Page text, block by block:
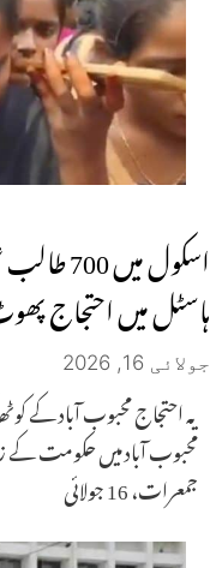
اسکول
ہاسٹل میں احتجاج
جولائی 16, 2026
یہ احتجاج محبوب آباد کے
محبوب آباد میں حکومت کے
جمعرات، 16 جولائی